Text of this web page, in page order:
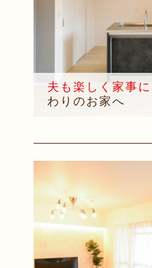
夫も楽しく家事
わりのお家へ